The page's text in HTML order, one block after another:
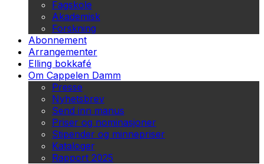
Fagskole
Akademisk
Forskning
Abonnement
Arrangementer
Elling bokkafé
Om Cappelen Damm
Presse
Nyhetsbrev
Send inn manus
Priser og nominasjoner
Stipender og minnepriser
Kataloger
Rapport 2025